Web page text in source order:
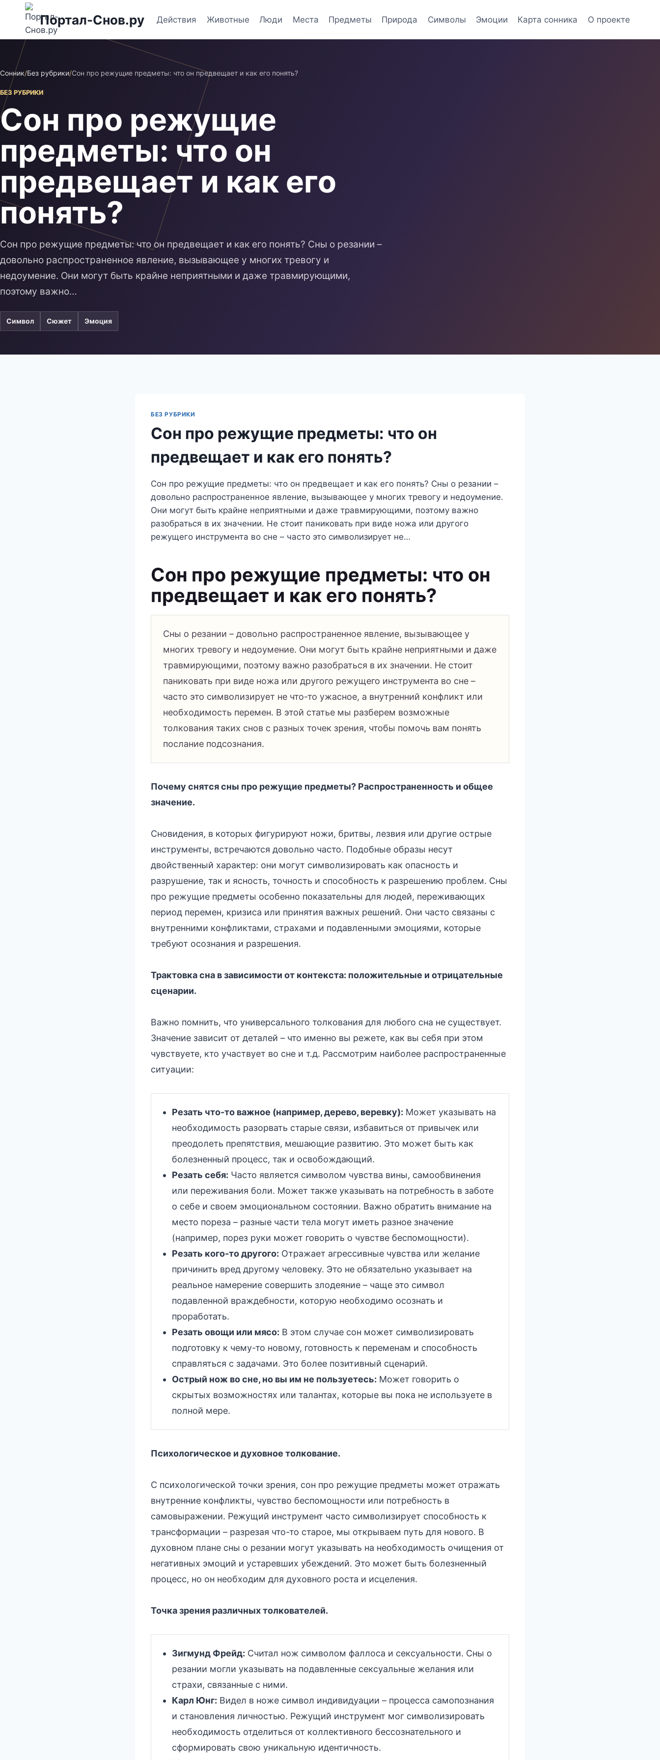
Перейти
содержимому
Портал-Снов.ру Действия Животные Люди Места Предметы Природа Символы Эмоции Карта сонника О проекте
Сонник/Без рубрики/Сон про режущие предметы: что он предвещает и как его понять?
БЕЗ РУБРИКИ
Сон про режущие
предметы: что он
предвещает и как его
понять?
Сон про режущие предметы: что он предвещает и как его понять? Сны о резании –
довольно распространенное явление, вызывающее у многих тревогу и
недоумение. Они могут быть крайне неприятными и даже травмирующими,
поэтому важно…
Символ Сюжет Эмоция
БЕЗ РУБРИКИ
Сон про режущие предметы: что он
предвещает и как его понять?
Сон про режущие предметы: что он предвещает и как его понять? Сны о резании –
довольно распространенное явление, вызывающее у многих тревогу и недоумение.
Они могут быть крайне неприятными и даже травмирующими, поэтому важно
разобраться в их значении. Не стоит паниковать при виде ножа или другого
режущего инструмента во сне – часто это символизирует не…
Сон про режущие предметы: что он
предвещает и как его понять?
Сны о резании – довольно распространенное явление, вызывающее у
многих тревогу и недоумение. Они могут быть крайне неприятными и даже
травмирующими, поэтому важно разобраться в их значении. Не стоит
паниковать при виде ножа или другого режущего инструмента во сне –
часто это символизирует не что-то ужасное, а внутренний конфликт или
необходимость перемен. В этой статье мы разберем возможные
толкования таких снов с разных точек зрения, чтобы помочь вам понять
послание подсознания.
Почему снятся сны про режущие предметы? Распространенность и общее
значение.
Сновидения, в которых фигурируют ножи, бритвы, лезвия или другие острые
инструменты, встречаются довольно часто. Подобные образы несут
двойственный характер: они могут символизировать как опасность и
разрушение, так и ясность, точность и способность к разрешению проблем. Сны
про режущие предметы особенно показательны для людей, переживающих
период перемен, кризиса или принятия важных решений. Они часто связаны с
внутренними конфликтами, страхами и подавленными эмоциями, которые
требуют осознания и разрешения.
Трактовка сна в зависимости от контекста: положительные и отрицательные
сценарии.
Важно помнить, что универсального толкования для любого сна не существует.
Значение зависит от деталей – что именно вы режете, как вы себя при этом
чувствуете, кто участвует во сне и т.д. Рассмотрим наиболее распространенные
ситуации:
Резать что-то важное (например, дерево, веревку): Может указывать на
необходимость разорвать старые связи, избавиться от привычек или
преодолеть препятствия, мешающие развитию. Это может быть как
болезненный процесс, так и освобождающий.
Резать себя: Часто является символом чувства вины, самообвинения
или переживания боли. Может также указывать на потребность в заботе
о себе и своем эмоциональном состоянии. Важно обратить внимание на
место пореза – разные части тела могут иметь разное значение
(например, порез руки может говорить о чувстве беспомощности).
Резать кого-то другого: Отражает агрессивные чувства или желание
причинить вред другому человеку. Это не обязательно указывает на
реальное намерение совершить злодеяние – чаще это символ
подавленной враждебности, которую необходимо осознать и
проработать.
Резать овощи или мясо: В этом случае сон может символизировать
подготовку к чему-то новому, готовность к переменам и способность
справляться с задачами. Это более позитивный сценарий.
Острый нож во сне, но вы им не пользуетесь: Может говорить о
скрытых возможностях или талантах, которые вы пока не используете в
полной мере.
Психологическое и духовное толкование.
С психологической точки зрения, сон про режущие предметы может отражать
внутренние конфликты, чувство беспомощности или потребность в
самовыражении. Режущий инструмент часто символизирует способность к
трансформации – разрезая что-то старое, мы открываем путь для нового. В
духовном плане сны о резании могут указывать на необходимость очищения от
негативных эмоций и устаревших убеждений. Это может быть болезненный
процесс, но он необходим для духовного роста и исцеления.
Точка зрения различных толкователей.
Зигмунд Фрейд: Считал нож символом фаллоса и сексуальности. Сны о
резании могли указывать на подавленные сексуальные желания или
страхи, связанные с ними.
Карл Юнг: Видел в ноже символ индивидуации – процесса самопознания
и становления личностью. Режущий инструмент мог символизировать
необходимость отделиться от коллективного бессознательного и
сформировать свою уникальную идентичность.